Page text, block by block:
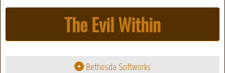
The Evil Within
Bethesda Softworks